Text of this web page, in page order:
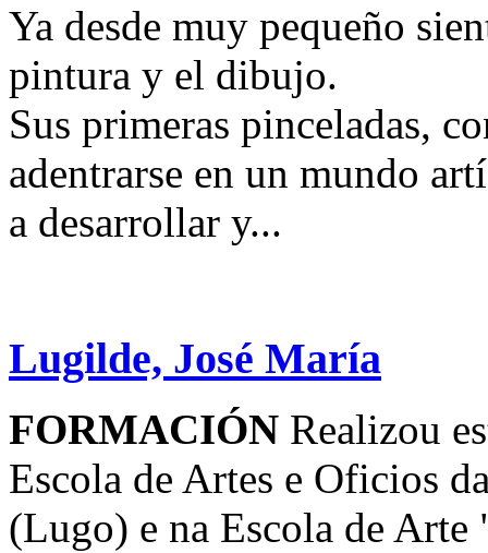
Ya desde muy pequeño
pintura y el dibujo.
Sus primeras pinceladas,
adentrarse en un mundo
a desarrollar y...
Lugilde, José María
FORMACIÓN Realizou
Escola de Artes e Oficios
(Lugo) e na Escola de